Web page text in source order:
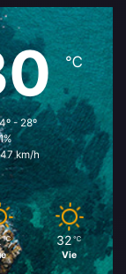
℃
- 28º
km/h
℃ 32 ℃
Vie